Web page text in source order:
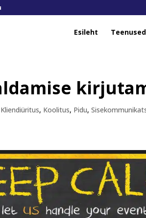
Esileht Teenused
Kliendiüritus, Koolitus, Pidu,